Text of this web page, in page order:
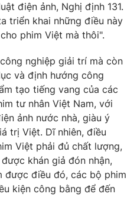
điện ảnh, Nghị định 131.
triển khai những điều này
phim Việt mà thôi".
nghiệp giải trí mà còn
và định hướng công
tạo tiếng vang của các
tư nhân Việt Nam, với
ảnh nước nhà, giàu ý
trị Việt. Dĩ nhiên, điều
Việt phải đủ chất lượng,
khán giả đón nhận,
được điều đó, các bộ phim
kiện công bằng để đến